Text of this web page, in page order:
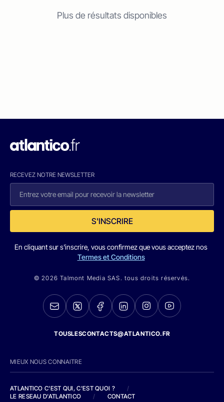
Plus de résultats disponibles
RECEVEZ NOTRE NEWSLETTER
S'INSCRIRE
En cliquant sur s'inscrire, vous confirmez que vous acceptez nos
Termes et Conditions
© 2026 Talmont Media SAS. tous droits réservés.
TOUSLESCONTACTS@ATLANTICO.FR
MIEUX NOUS CONNAITRE
ATLANTICO C'EST QUI, C'EST QUOI ?
/
LE RESEAU D'ATLANTICO
/ CONTACT